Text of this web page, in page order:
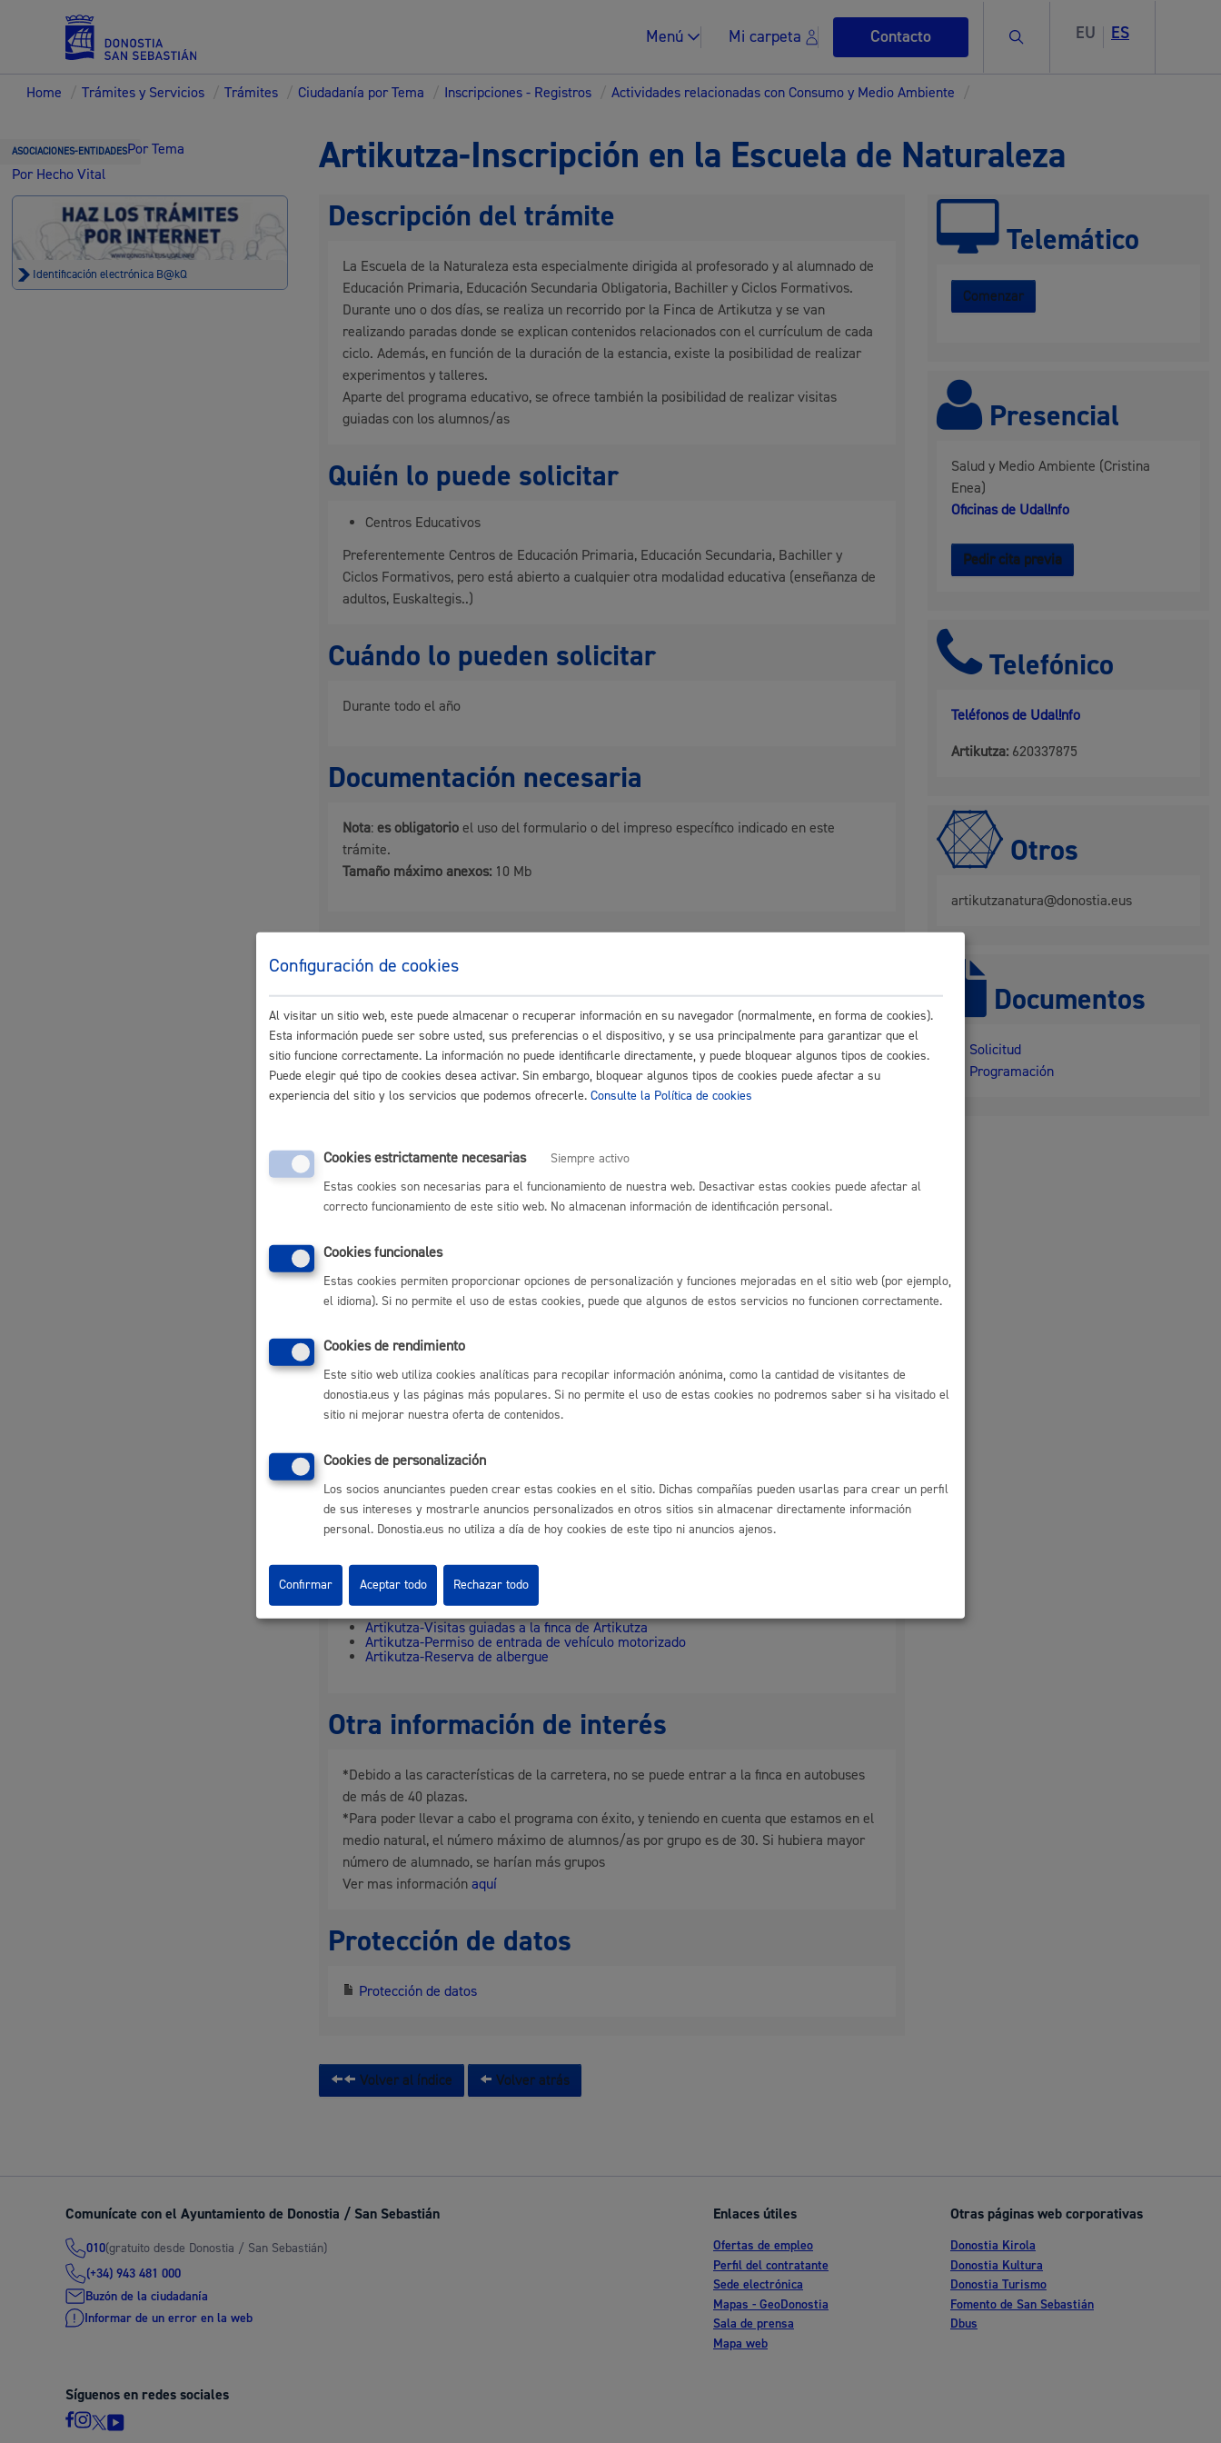
Menú Mi carpeta Contacto Buscar EU ES
Servicios
Padrón y asuntos personales
Vivienda y urbanismo
Seguridad ciudadana y emergencias Euskera
Salud Pública, animales y consumo
Participación ciudadana y asociacionismo
Actualidad
Noticias
Tablón de anuncios oficiales
Home / Trámites y Servicios / Trámites / Ciudadanía por Tema / Inscripciones - Registros / Actividades relacionadas con Consumo y Medio Ambiente /
ASOCIACIONES-ENTIDADESPor Tema
Por Hecho Vital
Identificación electrónica B@kQ
Artikutza-Inscripción en la Escuela de Naturaleza
Telemático
Comenzar
Presencial
Salud y Medio Ambiente (Cristina
Enea)
Oficinas de Udal!nfo
Pedir cita previa
Telefónico
Teléfonos de Udal!nfo
Artikutza: 620337875
Otros
artikutzanatura@donostia.eus
Documentos
Solicitud
Programación
Descripción del trámite
La Escuela de la Naturaleza esta especialmente dirigida al profesorado y al alumnado de
Educación Primaria, Educación Secundaria Obligatoria, Bachiller y Ciclos Formativos.
Durante uno o dos días, se realiza un recorrido por la Finca de Artikutza y se van
realizando paradas donde se explican contenidos relacionados con el currículum de cada
ciclo. Además, en función de la duración de la estancia, existe la posibilidad de realizar
experimentos y talleres.
Aparte del programa educativo, se ofrece también la posibilidad de realizar visitas
guiadas con los alumnos/as
Quién lo puede solicitar
Centros Educativos
Preferentemente Centros de Educación Primaria, Educación Secundaria, Bachiller y
Ciclos Formativos, pero está abierto a cualquier otra modalidad educativa (enseñanza de
adultos, Euskaltegis..)
Cuándo lo pueden solicitar
Durante todo el año
Documentación necesaria
Nota:es obligatorioel uso del formulario o del impreso específico indicado en este
trámite.
Tamaño máximo anexos: 10 Mb
Cantidad a abonar
Plazo de resolución y sentido del silencio
Pasos del procedimiento
Confirmación o denegación de la reserva.
Liquidación de tasa
Responsable de la tramitación
Departamento:Dirección de Salud y Medio Ambiente
Normativa
Vernormativa
Trámites relacionados
Artikutza-Visitas guiadas a la finca de Artikutza
Artikutza-Permiso de entrada de vehículo motorizado
Artikutza-Reserva de albergue
Otra información de interés
*Debido a las características de la carretera, no se puede entrar a la finca en autobuses
de más de 40 plazas.
*Para poder llevar a cabo el programa con éxito, y teniendo en cuenta que estamos en el
medio natural, el número máximo de alumnos/as por grupo es de 30. Si hubiera mayor
número de alumnado, se harían más grupos
Ver mas información aquí
Protección de datos
Protección de datos
Volver al índice Volver atrás
Comunícate con el Ayuntamiento de Donostia / San Sebastián
010(gratuito desde Donostia / San Sebastián)
(+34) 943 481 000
Buzón de la ciudadanía
Informar de un error en la web
Enlaces útiles
Ofertas de empleo
Perfil del contratante
Sede electrónica
Mapas - GeoDonostia
Sala de prensa
Mapa web
Otras páginas web corporativas
Donostia Kirola
Donostia Kultura
Donostia Turismo
Fomento de San Sebastián
Dbus
Síguenos en redes sociales
Configuración de cookies
Al visitar un sitio web, este puede almacenar o recuperar información en su navegador (normalmente, en forma de cookies).
Esta información puede ser sobre usted, sus preferencias o el dispositivo, y se usa principalmente para garantizar que el
sitio funcione correctamente. La información no puede identificarle directamente, y puede bloquear algunos tipos de cookies.
Puede elegir qué tipo de cookies desea activar. Sin embargo, bloquear algunos tipos de cookies puede afectar a su
experiencia del sitio y los servicios que podemos ofrecerle. Consulte la Política de cookies
Cookies estrictamente necesarias
Siempre activo
Estas cookies son necesarias para el funcionamiento de nuestra web. Desactivar estas cookies puede afectar al
correcto funcionamiento de este sitio web. No almacenan información de identificación personal.
Cookies funcionales
Estas cookies permiten proporcionar opciones de personalización y funciones mejoradas en el sitio web (por ejemplo,
el idioma). Si no permite el uso de estas cookies, puede que algunos de estos servicios no funcionen correctamente.
Cookies de rendimiento
Este sitio web utiliza cookies analíticas para recopilar información anónima, como la cantidad de visitantes de
donostia.eus y las páginas más populares. Si no permite el uso de estas cookies no podremos saber si ha visitado el
sitio ni mejorar nuestra oferta de contenidos.
Cookies de personalización
Los socios anunciantes pueden crear estas cookies en el sitio. Dichas compañías pueden usarlas para crear un perfil
de sus intereses y mostrarle anuncios personalizados en otros sitios sin almacenar directamente información
personal. Donostia.eus no utiliza a día de hoy cookies de este tipo ni anuncios ajenos.
Rechazar todo
Confirmar Aceptar todo